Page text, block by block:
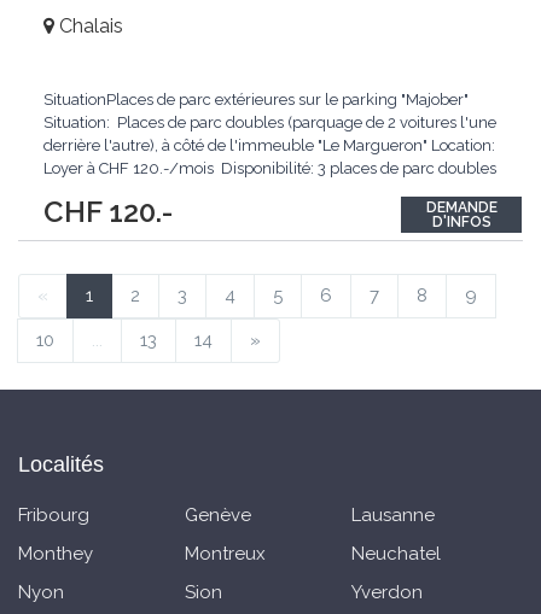
CHF 120.-
Chalais
SituationPlaces de parc extérieures sur le parking "Majober"
Situation: Places de parc doubles (parquage de 2 voitures l'une
derrière l'autre), à côté de l'immeuble "Le Margueron" Location:
Loyer à CHF 120.-/mois Disponibilité: 3 places de parc doubles
DEMANDE
D'INFOS
« 1 2 3 4 5 6 7 8 9
10 ... 13 14 »
Localités
Fribourg Genève
Lausanne
Monthey
Montreux
Neuchatel
Nyon
Sion Yverdon